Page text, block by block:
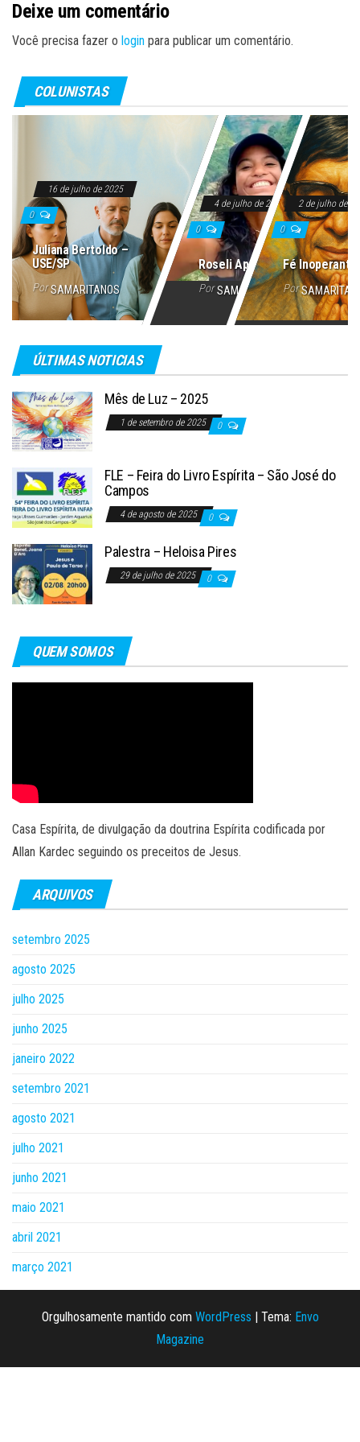
Deixe um comentário
Você precisa fazer o login para publicar um comentário.
COLUNISTAS
16 de julho de 2025
0
Juliana Bertoldo –
USE/SP
Por SAMARITANOS
4 de julho de 2025
0
Roseli Aparecida
Por SAMARITANOS
2 de julho de
0
Fé Inoperante
Por
ÚLTIMAS NOTICIAS
Mês de Luz – 2025
1 de setembro de 2025 0
FLE – Feira do Livro Espírita – São José do
Campos
4 de agosto de 2025 0
Palestra – Heloisa Pires
29 de julho de 2025 0
QUEM SOMOS
Casa Espírita, de divulgação da doutrina Espírita codificada por
Allan Kardec seguindo os preceitos de Jesus.
ARQUIVOS
setembro 2025
agosto 2025
julho 2025
junho 2025
janeiro 2022
setembro 2021
agosto 2021
julho 2021
junho 2021
maio 2021
abril 2021
março 2021
Orgulhosamente mantido com WordPress Tema: Envo
Magazine